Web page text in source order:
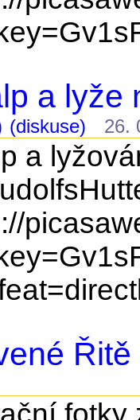
a lyže
(diskuse) 26.
a